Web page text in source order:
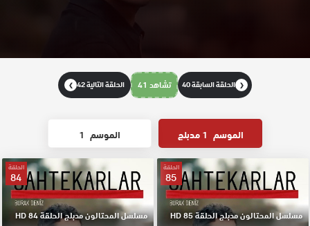
❮ الحلقة السابقة 40 تشاهد 41 الحلقة التالية 42 ❯
الموسم 1 مدبلج الموسم 1
الحلقة
85
مسلسل المحتالون مدبلج الحلقة 85 HD
الحلقة
84
مسلسل المحتالون مدبلج الحلقة 84 HD